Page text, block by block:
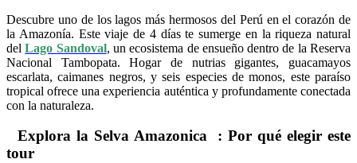
Descubre uno de los lagos más hermosos del Perú en el corazón de
la Amazonía. Este viaje de 4 días te sumerge en la riqueza natural
delLago Sandoval, un ecosistema de ensueño dentro de la Reserva
Nacional Tambopata. Hogar de nutrias gigantes, guacamayos
escarlata, caimanes negros, y seis especies de monos, este paraíso
tropical ofrece una experiencia auténtica y profundamente conectada
con la naturaleza.
Explora la Selva Amazonica : Por qué elegir este
tour